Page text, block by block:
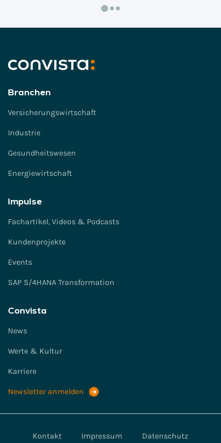
Branchen
Versicherungswirtschaft
Industrie
Gesundheitswesen
Energiewirtschaft
Impulse
Fachartikel, Videos & Podcasts
Kundenprojekte
Events
SAP S/4HANA Transformation
Convista
News
Werte & Kultur
Karriere
Newsletter anmelden
Kontakt Impressum Datenschutz